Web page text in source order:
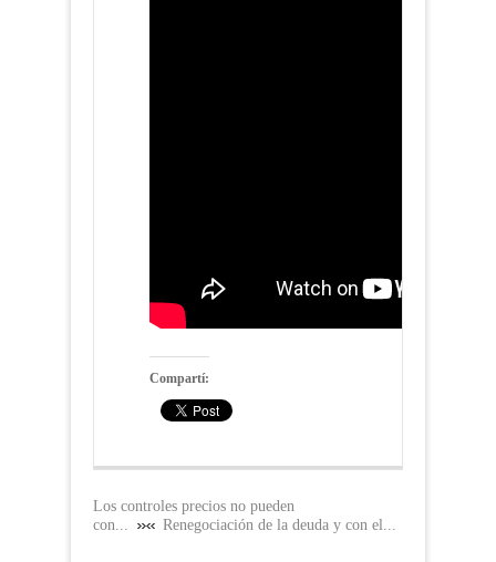
Compartí:
Los controles precios no pueden
con...
Renegociación de la deuda y con el...